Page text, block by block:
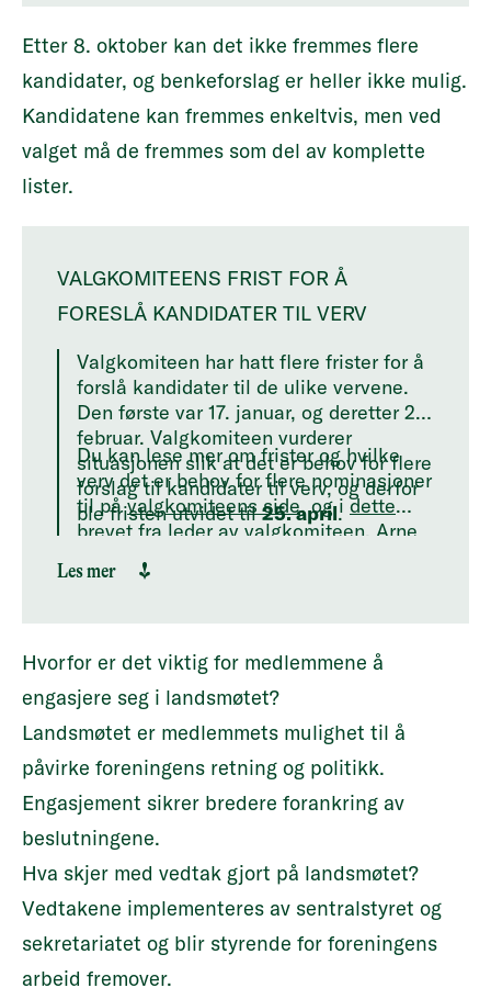
Etter 8. oktober kan det ikke fremmes flere
kandidater, og benkeforslag er heller ikke mulig.
Kandidatene kan fremmes enkeltvis, men ved
valget må de fremmes som del av komplette
lister.
VALGKOMITEENS FRIST FOR Å
FORESLÅ KANDIDATER TIL VERV
Valgkomiteen har hatt flere frister for å
forslå kandidater til de ulike vervene.
Den første var 17. januar, og deretter 28.
februar. Valgkomiteen vurderer
situasjonen slik at det er behov for flere
forslag til kandidater til verv, og derfor
ble fristen utvidet til25. april.
Du kan lese mer om frister og hvilke
verv det er behov for flere nominasjoner
til påvalgkomiteens side, og idette
brevet fra leder av valgkomiteen, Arne
Les mer
Hvorfor er det viktig for medlemmene å
engasjere seg i landsmøtet?
Landsmøtet er medlemmets mulighet til å
påvirke foreningens retning og politikk.
Engasjement sikrer bredere forankring av
beslutningene.
Hva skjer med vedtak gjort på landsmøtet?
Vedtakene implementeres av sentralstyret og
sekretariatet og blir styrende for foreningens
arbeid fremover.